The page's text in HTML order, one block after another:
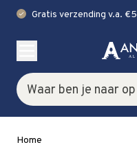
check Gratis verzending v.a.
Zoek
Home